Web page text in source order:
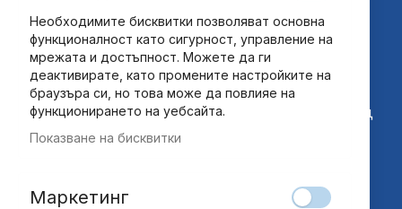
“Национална дистрибуция” ЕАД
София, бул. "Ботевградско шосе" №228, склад
0700 35 885
Необходимите бисквитки позволяват основна
функционалност като сигурност, управление на
мрежата и достъпност. Можете да ги
деактивирате, като промените настройките на
браузъра си, но това може да повлияе на
функционирането на уебсайта.
Показване на бисквитки
Маркетинг